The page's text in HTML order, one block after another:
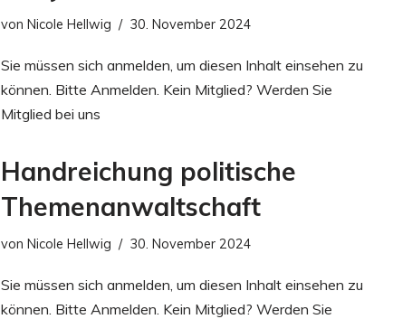
von Nicole Hellwig 30. November 2024
Sie müssen sich anmelden, um diesen Inhalt einsehen zu
können. Bitte Anmelden. Kein Mitglied? Werden Sie
Mitglied bei uns
Handreichung politische
Themenanwaltschaft
von Nicole Hellwig 30. November 2024
Sie müssen sich anmelden, um diesen Inhalt einsehen zu
können. Bitte Anmelden. Kein Mitglied? Werden Sie